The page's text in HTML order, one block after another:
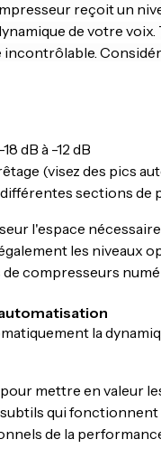
reçoit un
de votre
dB à -12 dB
(visez des pics
sections de
l'espace
les niveaux
compresseurs
la
mettre en valeur
qui
de la